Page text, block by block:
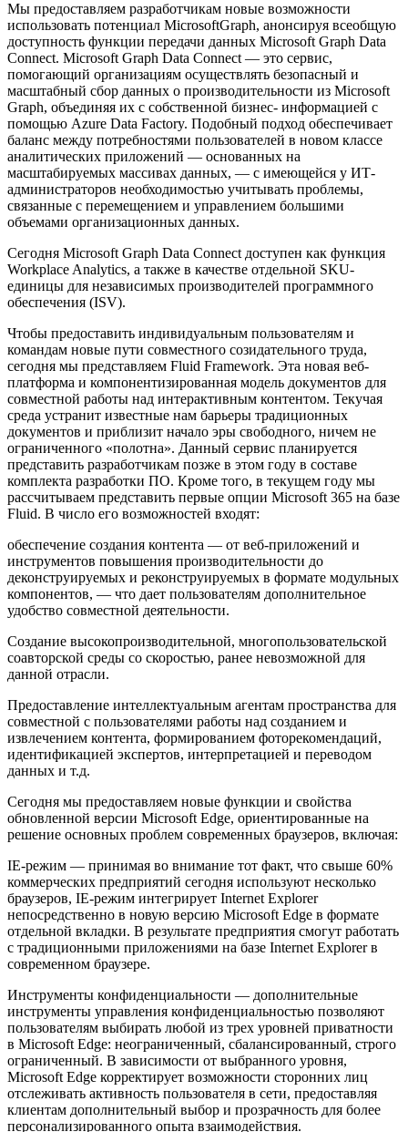
Мы предоставляем разработчикам новые возможности
использовать потенциал MicrosoftGraph, анонсируя всеобщую
доступность функции передачи данных Microsoft Graph Data
Connect. Microsoft Graph Data Connect — это сервис,
помогающий организациям осуществлять безопасный и
масштабный сбор данных о производительности из Microsoft
Graph, объединяя их с собственной бизнес- информацией с
помощью Azure Data Factory. Подобный подход обеспечивает
баланс между потребностями пользователей в новом классе
аналитических приложений — основанных на
масштабируемых массивах данных, — с имеющейся у ИТ-
администраторов необходимостью учитывать проблемы,
связанные с перемещением и управлением большими
объемами организационных данных.
Сегодня Microsoft Graph Data Connect доступен как функция
Workplace Analytics, а также в качестве отдельной SKU-
единицы для независимых производителей программного
обеспечения (ISV).
Чтобы предоставить индивидуальным пользователям и
командам новые пути совместного созидательного труда,
сегодня мы представляем Fluid Framework. Эта новая веб-
платформа и компонентизированная модель документов для
совместной работы над интерактивным контентом. Текучая
среда устранит известные нам барьеры традиционных
документов и приблизит начало эры свободного, ничем не
ограниченного «полотна». Данный сервис планируется
представить разработчикам позже в этом году в составе
комплекта разработки ПО. Кроме того, в текущем году мы
рассчитываем представить первые опции Microsoft 365 на базе
Fluid. В число его возможностей входят:
обеспечение создания контента — от веб-приложений и
инструментов повышения производительности до
деконструируемых и реконструируемых в формате модульных
компонентов, — что дает пользователям дополнительное
удобство совместной деятельности.
Создание высокопроизводительной, многопользовательской
соавторской среды со скоростью, ранее невозможной для
данной отрасли.
Предоставление интеллектуальным агентам пространства для
совместной с пользователями работы над созданием и
извлечением контента, формированием фоторекомендаций,
идентификацией экспертов, интерпретацией и переводом
данных и т.д.
Сегодня мы предоставляем новые функции и свойства
обновленной версии Microsoft Edge, ориентированные на
решение основных проблем современных браузеров, включая:
IE-режим — принимая во внимание тот факт, что свыше 60%
коммерческих предприятий сегодня используют несколько
браузеров, IE-режим интегрирует Internet Explorer
непосредственно в новую версию Microsoft Edge в формате
отдельной вкладки. В результате предприятия смогут работать
с традиционными приложениями на базе Internet Explorer в
современном браузере.
Инструменты конфиденциальности — дополнительные
инструменты управления конфиденциальностью позволяют
пользователям выбирать любой из трех уровней приватности
в Microsoft Edge: неограниченный, сбалансированный, строго
ограниченный. В зависимости от выбранного уровня,
Microsoft Edge корректирует возможности сторонних лиц
отслеживать активность пользователя в сети, предоставляя
клиентам дополнительный выбор и прозрачность для более
персонализированного опыта взаимодействия.